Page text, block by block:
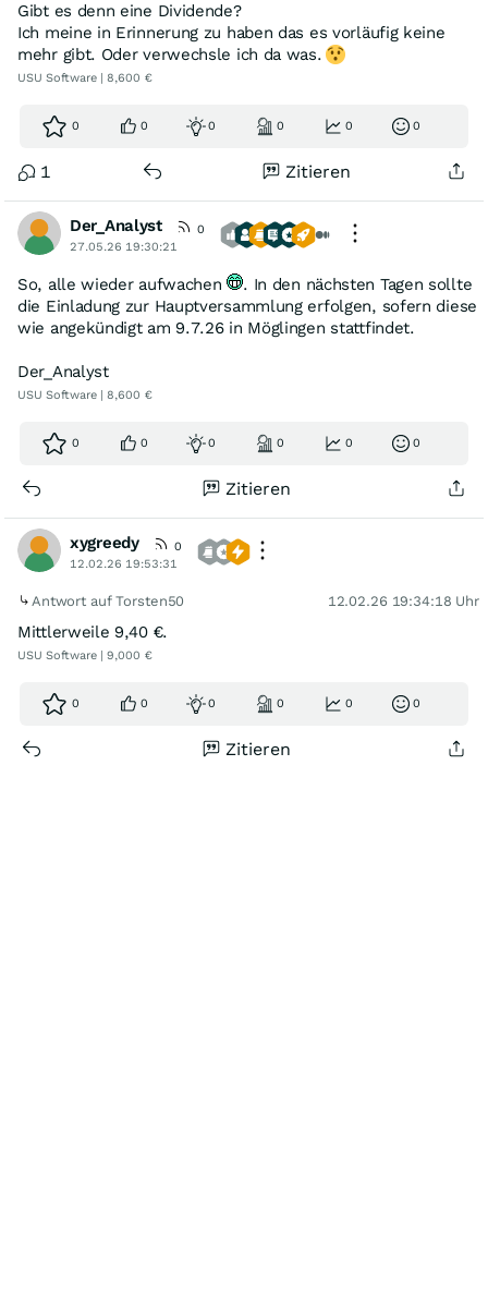
Gibt es denn eine Dividende?
Ich meine in Erinnerung zu haben das es vorläufig keine
mehr gibt. Oder verwechsle ich da was.
USU Software | 8,600 €
0 0 0 0 0 0
1 Zitieren
Der_Analyst
0
27.05.26 19:30:21
So, alle wieder aufwachen
. In den nächsten Tagen sollte
die Einladung zur Hauptversammlung erfolgen, sofern diese
wie angekündigt am 9.7.26 in Möglingen stattfindet.
Der_Analyst
USU Software | 8,600 €
0 0 0 0 0 0
Zitieren
xygreedy
0
12.02.26 19:53:31
Antwort auf Torsten50 12.02.26 19:34:18 Uhr
Mittlerweile 9,40 €.
USU Software | 9,000 €
0 0 0 0 0 0
Zitieren